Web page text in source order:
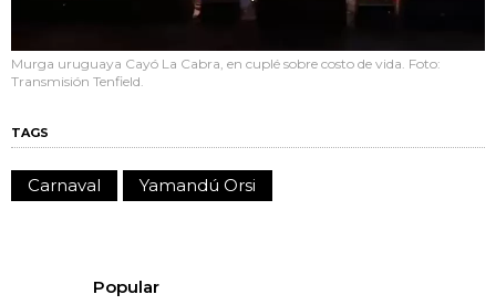
Murga uruguaya Cayó La Cabra, en cuplé sobre costo de vida. Foto:
Transmisión Tenfield.
TAGS
Carnaval Yamandú Orsi
Popular